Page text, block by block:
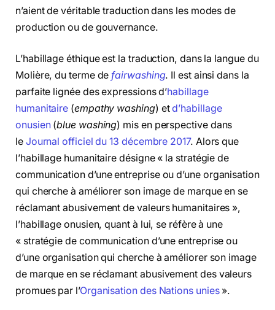
n’aient de véritable traduction dans les modes de
production ou de gouvernance.
L’habillage éthique est la traduction, dans la langue du
Molière, du terme defairwashing. Il est ainsi dans la
parfaite lignée des expressions d’habillage
humanitaire (empathy washing) etd’habillage
onusien(blue washing) mis en perspective dans
le Journal officiel du 13 décembre 2017. Alors que
l’habillage humanitaire désigne « la stratégie de
communication d’une entreprise ou d’une organisation
qui cherche à améliorer son image de marque en se
réclamant abusivement de valeurs humanitaires »,
l’habillage onusien, quant à lui, se réfère à une
« stratégie de communication d’une entreprise ou
d’une organisation qui cherche à améliorer son image
de marque en se réclamant abusivement des valeurs
promues par l’Organisation des Nations unies».